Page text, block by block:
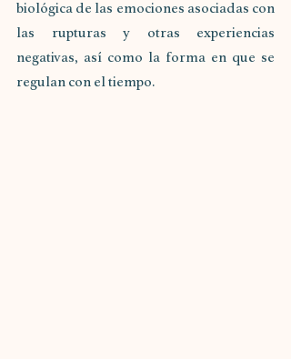
biológica de las emociones asociadas con
las rupturas y otras experiencias
negativas, así como la forma en que se
regulan con el tiempo.